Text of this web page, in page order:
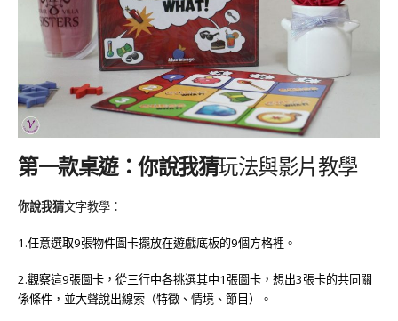
第一款桌遊：你說我猜玩法與影片教學
你說我猜文字教學：
1.任意選取9張物件圖卡擺放在遊戲底板的9個方格裡。
2.觀察這9張圖卡，從三行中各挑選其中1張圖卡，想出3張卡的共同關
係條件，並大聲說出線索（特徵、情境、節目）。